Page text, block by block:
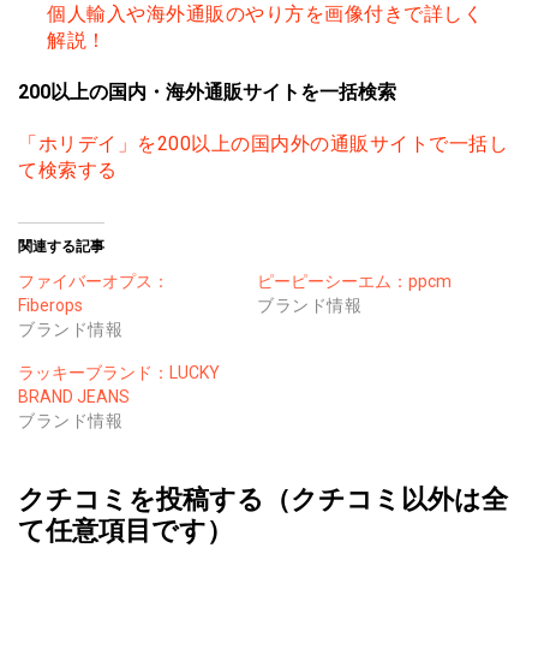
個人輸入や海外通販のやり方を画像付きで詳しく
解説！
200以上の国内・海外通販サイトを一括検索
「ホリデイ」を200以上の国内外の通販サイトで一括し
て検索する
関連する記事
ファイバーオプス：
Fiberops
ブランド情報
ピーピーシーエム：ppcm
ブランド情報
ラッキーブランド：LUCKY
BRAND JEANS
ブランド情報
クチコミを投稿する（クチコミ以外は全
て任意項目です）